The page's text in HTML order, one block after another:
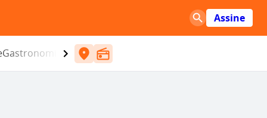
Assine
Gastronomia Entretenimento